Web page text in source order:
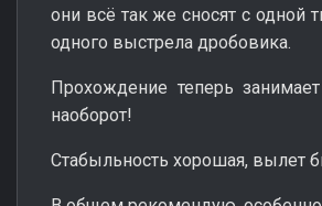
они всё так же сносят с одной
одного выстрела дробовика.
Прохождение теперь
наоборот!
Стабыльность хорошая, вылет